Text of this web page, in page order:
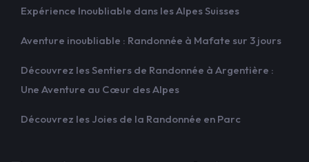
Expérience Inoubliable dans les Alpes Suisses
Aventure inoubliable : Randonnée à Mafate sur 3 jours
Découvrez les Sentiers de Randonnée à Argentière :
Une Aventure au Cœur des Alpes
Découvrez les Joies de la Randonnée en Parc